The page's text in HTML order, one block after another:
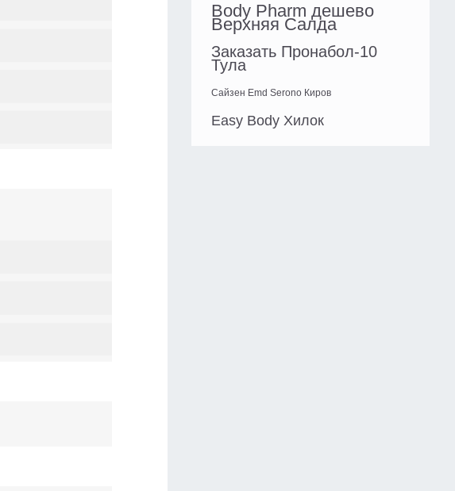
Body Pharm дешево
Верхняя Салда
Заказать Пронабол-10
Тула
Сайзен Emd Serono Киров
Easy Body Хилок